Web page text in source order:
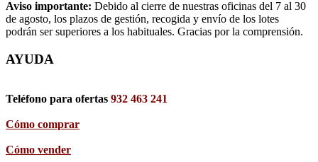
Aviso importante: Debido al cierre de nuestras oficinas del 7 al 30
de agosto, los plazos de gestión, recogida y envío de los lotes
podrán ser superiores a los habituales. Gracias por la comprensión.
AYUDA
Teléfono para ofertas 932 463 241
Cómo comprar
Cómo vender